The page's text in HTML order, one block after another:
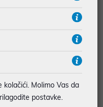
od
kolačići. Molimo Vas da
postavke.